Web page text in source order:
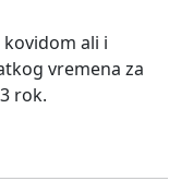
ali i
vremena za
rok.